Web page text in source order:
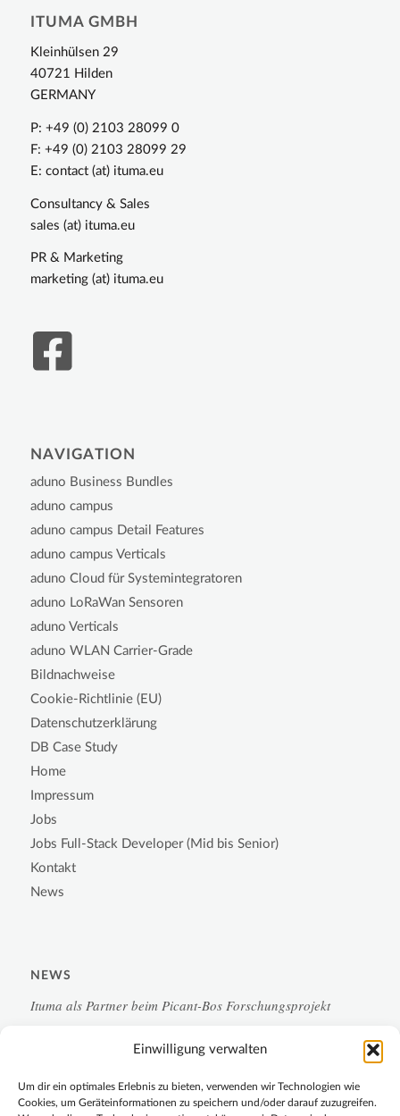
Einwilligung verwalten
Um dir ein optimales Erlebnis zu bieten, verwenden wir Technologien wie
Cookies, um Geräteinformationen zu speichern und/oder darauf zuzugreifen.
ITUMA GMBH
Kleinhülsen 29
40721 Hilden
GERMANY
P: +49 (0) 2103 28099 0
F: +49 (0) 2103 28099 29
E: contact (at) ituma.eu
Consultancy & Sales
sales (at) ituma.eu
PR & Marketing
marketing (at) ituma.eu
NAVIGATION
aduno Business Bundles
aduno campus
aduno campus Detail Features
aduno campus Verticals
aduno Cloud für Systemintegratoren
aduno LoRaWan Sensoren
aduno Verticals
aduno WLAN Carrier-Grade
Bildnachweise
Cookie-Richtlinie (EU)
Datenschutzerklärung
DB Case Study
Home
Impressum
Jobs
Jobs Full-Stack Developer (Mid bis Senior)
Kontakt
News
NEWS
Ituma als Partner beim Picant-Bos Forschungsprojekt
Campus-Monitoring 2.0 für die Chemische Industrie
LoRa-Sensorik